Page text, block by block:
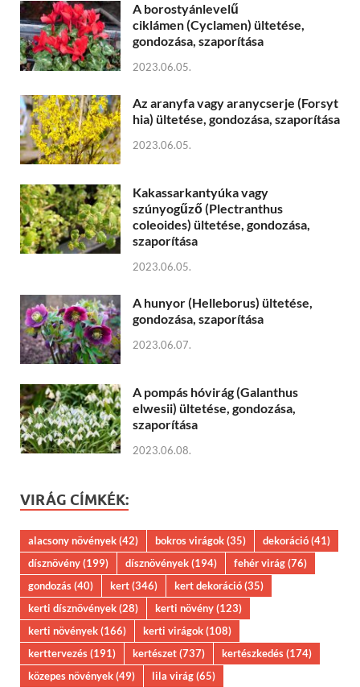
A borostyánlevelű
ciklámen (Cyclamen) ültetése,
gondozása, szaporítása
2023.06.05.
Az aranyfa vagy aranycserje (Forsyt
hia) ültetése, gondozása, szaporítása
2023.06.05.
Kakassarkantyúka vagy
szúnyogűző (Plectranthus
coleoides) ültetése, gondozása,
szaporítása
2023.06.05.
A hunyor (Helleborus) ültetése,
gondozása, szaporítása
2023.06.07.
A pompás hóvirág (Galanthus
elwesii) ültetése, gondozása,
szaporítása
2023.06.08.
VIRÁG CÍMKÉK:
alacsony növények(42) bokros virágok(35) dekoráció(41)
dísznövény(199) dísznövények(194) fehér virág(76)
gondozás(40) kert(346) kert dekoráció(35)
kerti dísznövények(28) kerti növény(123)
kerti növények(166) kerti virágok(108)
kerttervezés(191) kertészet(737) kertészkedés(174)
közepes növények(49) lila virág(65)